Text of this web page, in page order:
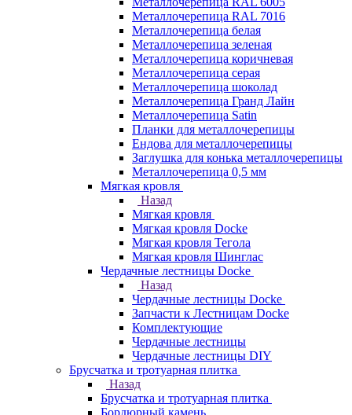
Металлочерепица RAL 7016
Металлочерепица белая
Металлочерепица зеленая
Металлочерепица коричневая
Металлочерепица серая
Металлочерепица шоколад
Металлочерепица Гранд Лайн
Металлочерепица Satin
Планки для металлочерепицы
Ендова для металлочерепицы
Заглушка для конька металлочерепицы
Металлочерепица 0,5 мм
Мягкая кровля
Назад
Мягкая кровля
Мягкая кровля Docke
Мягкая кровля Тегола
Мягкая кровля Шинглас
Чердачные лестницы Docke
Назад
Чердачные лестницы Docke
Запчасти к Лестницам Docke
Комплектующие
Чердачные лестницы
Чердачные лестницы DIY
Брусчатка и тротуарная плитка
Назад
Брусчатка и тротуарная плитка
Бордюрный камень